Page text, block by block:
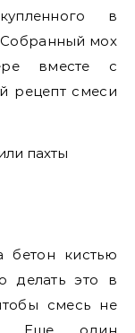
в
Собранный мох
вместе с
рецепт смеси
пахты
бетон кистью
делать это в
смесь не